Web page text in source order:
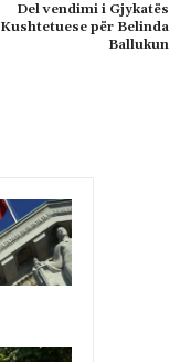
Del vendimi i Gjykatës
Kushtetuese për Belinda
Ballukun